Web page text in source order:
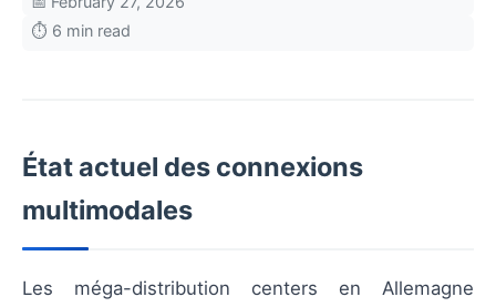
⏱️ 6 min read
État actuel des connexions
multimodales
Les méga-distribution centers en Allemagne